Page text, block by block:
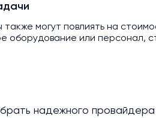
также могут повлиять на
оборудование или персонал,
надежного провайдера